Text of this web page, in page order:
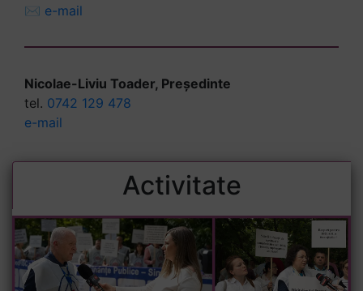
✉ e-mail
Nicolae-Liviu Toader, Președinte
tel. 0742 129 478
e-mail
Activitate